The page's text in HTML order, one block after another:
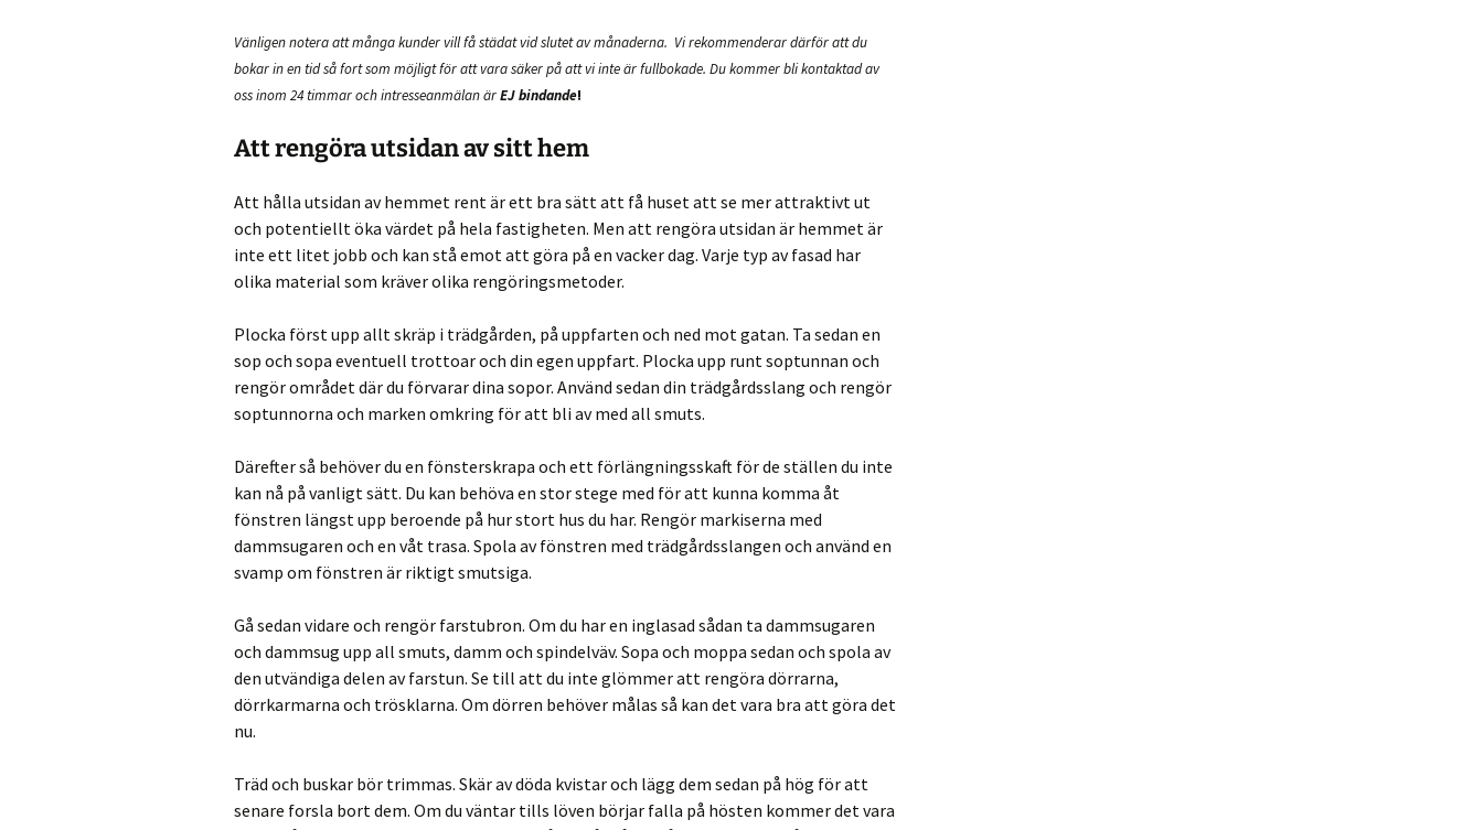
Vänligen notera att många kunder vill få städat vid slutet av månaderna. Vi rekommenderar därför att du
bokar in en tid så fort som möjligt för att vara säker på att vi inte är fullbokade. Du kommer bli kontaktad av
ossinom 24 timmar och intresseanmälan ärEJ bindande!
Att rengöra utsidan av sitt hem
Att hålla utsidan av hemmet rent är ett bra sätt att få huset att se mer attraktivt ut
och potentiellt öka värdet på hela fastigheten. Men att rengöra utsidan är hemmet är
inte ett litet jobb och kan stå emot att göra på en vacker dag. Varje typ av fasad har
olika material som kräver olika rengöringsmetoder.
Plocka först upp allt skräp i trädgården, på uppfarten och ned mot gatan. Ta sedan en
sop och sopa eventuell trottoar och din egen uppfart. Plocka upp runt soptunnan och
rengör området där du förvarar dina sopor. Använd sedan din trädgårdsslang och rengör
soptunnorna och marken omkring för att bli av med all smuts.
Därefter så behöver du en fönsterskrapa och ett förlängningsskaft för de ställen du inte
kan nå på vanligt sätt. Du kan behöva en stor stege med för att kunna komma åt
fönstren längst upp beroende på hur stort hus du har. Rengör markiserna med
dammsugaren och en våt trasa. Spola av fönstren med trädgårdsslangen och använd en
svamp om fönstren är riktigt smutsiga.
Gå sedan vidare och rengör farstubron. Om du har en inglasad sådan ta dammsugaren
och dammsug upp all smuts, damm och spindelväv. Sopa och moppa sedan och spola av
den utvändiga delen av farstun. Se till att du inte glömmer att rengöra dörrarna,
dörrkarmarna och trösklarna. Om dörren behöver målas så kan det vara bra att göra det
nu.
Träd och buskar bör trimmas. Skär av döda kvistar och lägg dem sedan på hög för att
senare forsla bort dem. Om du väntar tills löven börjar falla på hösten kommer det vara